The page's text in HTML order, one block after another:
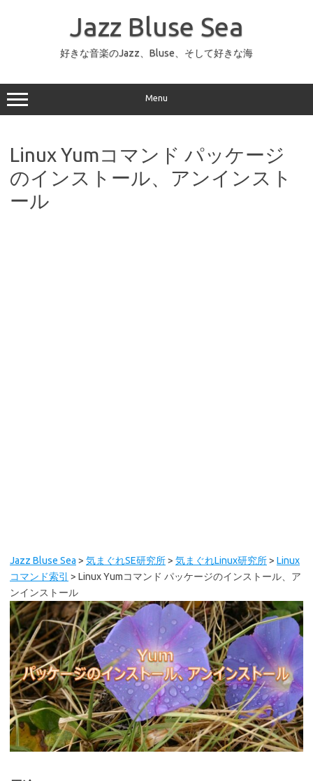
ッ
プ
Jazz Bluse Sea
好きな音楽のJazz、Bluse、そして好きな海
Menu
Linux Yumコマンド パッケージ
のインストール、アンインスト
ール
Jazz Bluse Sea > 気まぐれSE研究所> 気まぐれLinux研究所> Linux
コマンド索引
> Linux Yumコマンド パッケージのインストール、ア
ンインストール